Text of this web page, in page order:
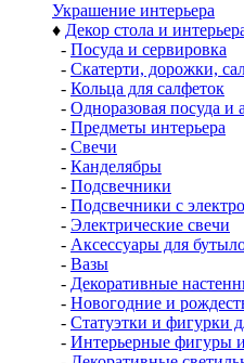
Украшение интерьера
♦ Декор стола и
- Посуда и сервировка
- Скатерти, дорожки,
- Кольца для салфеток
- Одноразовая посуда и
- Предметы интерьера
- Свечи
- Канделябры
- Подсвечники
- Подсвечники с
- Электрические свечи
- Аксессуары для
- Вазы
- Декоративные
- Новогодние и
- Статуэтки и фигурки
- Интерьерные фигуры